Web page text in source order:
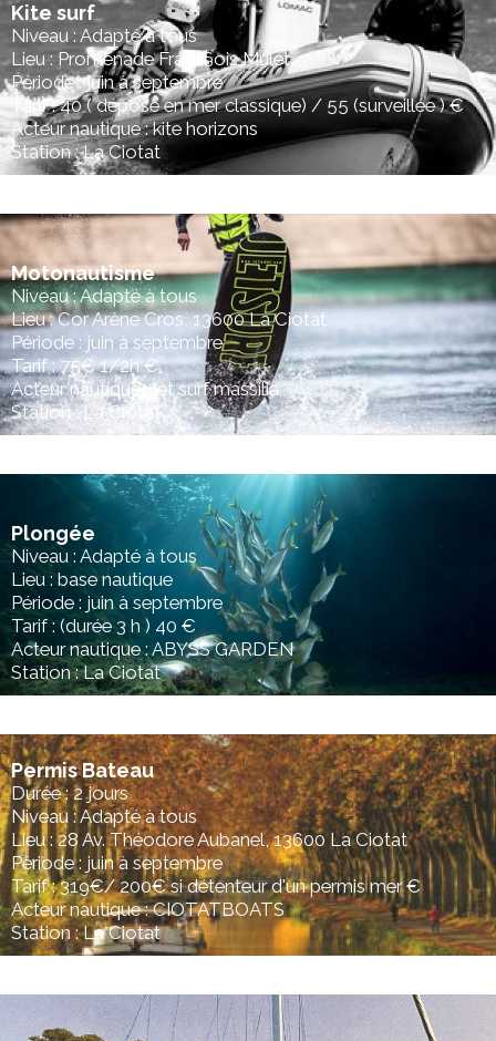
Kite surf
Niveau : Adapté à tous
Lieu : Promenade Franà§ois Mulet
Période : juin à septembre
Tarif : 40 ( dépose en mer classique) / 55 (surveillée ) €
Acteur nautique : kite horizons
Station : La Ciotat
Motonautisme
Niveau : Adapté à tous
Lieu : Cor Arène Cros, 13600 La Ciotat
Période : juin à septembre
Tarif : 75€ 1/2h €
Acteur nautique : jet surf massilia
Station : La Ciotat
Plongée
Niveau : Adapté à tous
Lieu : base nautique
Période : juin à septembre
Tarif : (durée 3 h ) 40 €
Acteur nautique : ABYSS GARDEN
Station : La Ciotat
Permis Bateau
Durée : 2 jours
Niveau : Adapté à tous
Lieu : 28 Av. Théodore Aubanel, 13600 La Ciotat
Période : juin à septembre
Tarif : 319€/ 200€ si détenteur d'un permis mer €
Acteur nautique : CIOTATBOATS
Station : La Ciotat